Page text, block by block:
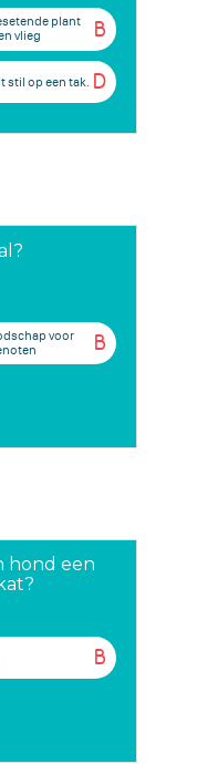
B
plant
vlieg
D
stil op een tak.
B
voor
hond een
B